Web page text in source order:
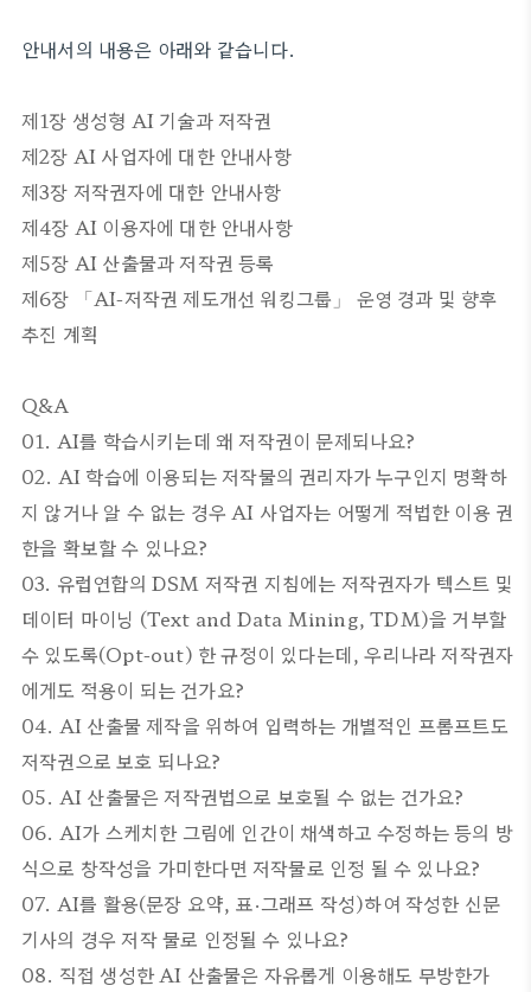
안내서의 내용은 아래와 같습니다.
제1장 생성형 AI 기술과 저작권
제2장 AI 사업자에 대한 안내사항
제3장 저작권자에 대한 안내사항
제4장 AI 이용자에 대한 안내사항
제5장 AI 산출물과 저작권 등록
제6장 「AI-저작권 제도개선 워킹그룹」 운영 경과 및 향후
추진 계획
Q&A
01. AI를 학습시키는데 왜 저작권이 문제되나요?
02. AI 학습에 이용되는 저작물의 권리자가 누구인지 명확하
지 않거나 알 수 없는 경우 AI 사업자는 어떻게 적법한 이용 권
한을 확보할 수 있나요?
03. 유럽연합의 DSM 저작권 지침에는 저작권자가 텍스트 및
데이터 마이닝 (Text and Data Mining, TDM)을 거부할
수 있도록(Opt-out) 한 규정이 있다는데, 우리나라 저작권자
에게도 적용이 되는 건가요?
04. AI 산출물 제작을 위하여 입력하는 개별적인 프롬프트도
저작권으로 보호 되나요?
05. AI 산출물은 저작권법으로 보호될 수 없는 건가요?
06. AI가 스케치한 그림에 인간이 채색하고 수정하는 등의 방
식으로 창작성을 가미한다면 저작물로 인정 될 수 있나요?
07. AI를 활용(문장 요약, 표·그래프 작성)하여 작성한 신문
기사의 경우 저작 물로 인정될 수 있나요?
08. 직접 생성한 AI 산출물은 자유롭게 이용해도 무방한가